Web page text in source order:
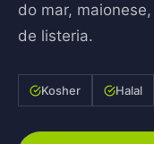
do mar,
de listeria.
Kosher Halal